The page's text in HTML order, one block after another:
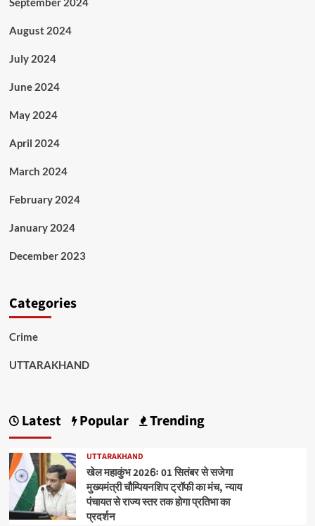
August 2024
July 2024
June 2024
May 2024
April 2024
March 2024
February 2024
January 2024
December 2023
Categories
Crime
UTTARAKHAND
Latest Popular Trending
UTTARAKHAND
खेल महाकुंभ 2026ः 01 सितंबर से सजेगा
मुख्यमंत्री चौम्पियनशिप ट्रॉफी का मंच, न्याय
पंचायत से राज्य स्तर तक होगा प्रतिभा का
प्रदर्शन